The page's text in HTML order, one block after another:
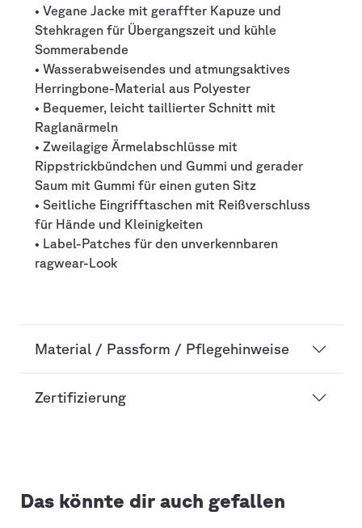
• Vegane Jacke mit geraffter Kapuze und
Stehkragen für Übergangszeit und kühle
Sommerabende
• Wasserabweisendes und atmungsaktives
Herringbone-Material aus Polyester
• Bequemer, leicht taillierter Schnitt mit
Raglanärmeln
• Zweilagige Ärmelabschlüsse mit
Rippstrickbündchen und Gummi und gerader
Saum mit Gummi für einen guten Sitz
• Seitliche Eingrifftaschen mit Reißverschluss
für Hände und Kleinigkeiten
• Label-Patches für den unverkennbaren
ragwear-Look
Material / Passform / Pflegehinweise
Zertifizierung
Das könnte dir auch gefallen